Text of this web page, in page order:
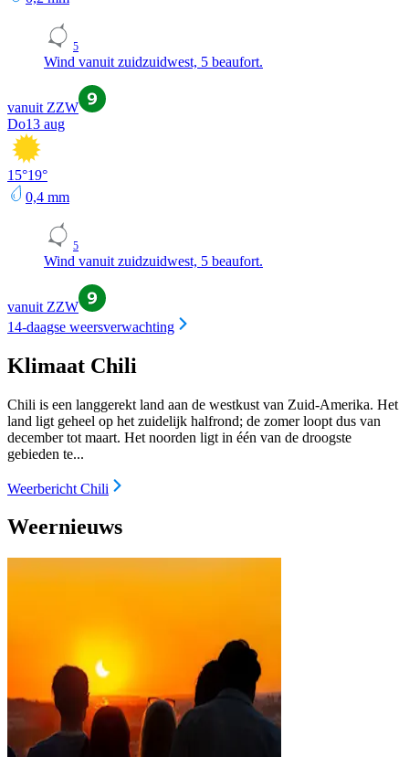
5
Wind vanuit zuidzuidwest, 5 beaufort.
vanuit ZZW
Do13 aug
15°19°
0,4 mm
5
Wind vanuit zuidzuidwest, 5 beaufort.
vanuit ZZW
14-daagse weersverwachting
Klimaat Chili
Chili is een langgerekt land aan de westkust van Zuid-Amerika. Het
land ligt geheel op het zuidelijk halfrond; de zomer loopt dus van
december tot maart. Het noorden ligt in één van de droogste
gebieden te...
Weerbericht Chili
Weernieuws